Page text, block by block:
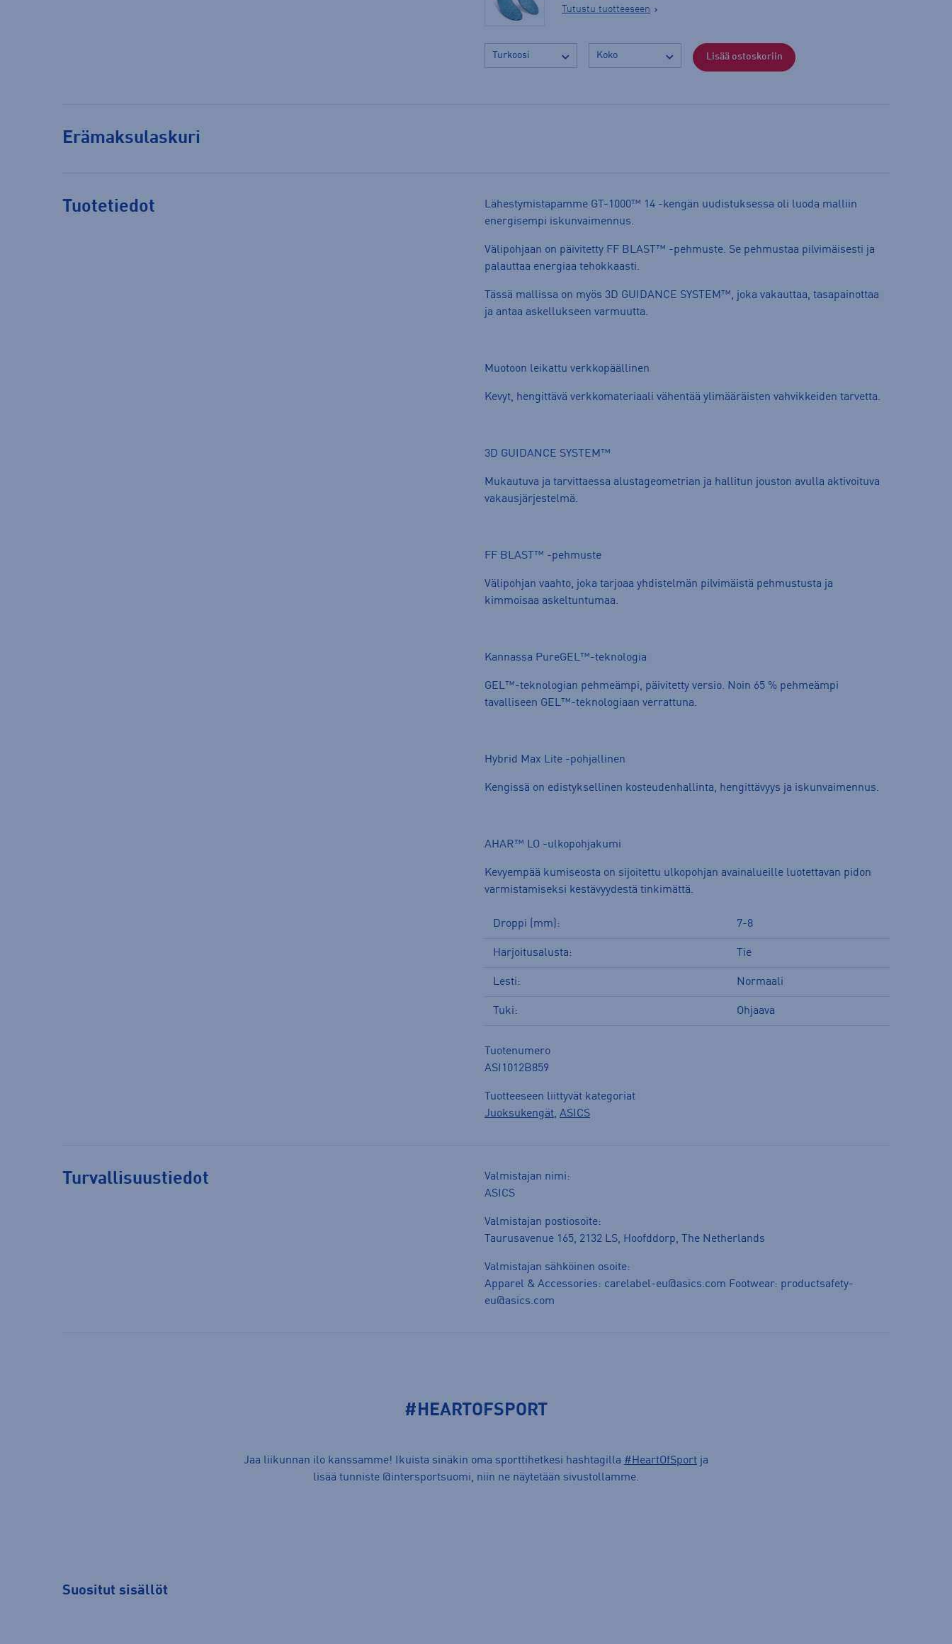
Tutustu tuotteeseen
Lisää ostoskoriin
Erämaksulaskuri
Tuotetiedot
Lähestymistapamme GT-1000™ 14 -kengän uudistuksessa oli luoda malliin
energisempi iskunvaimennus.
Välipohjaan on päivitetty FF BLAST™ -pehmuste. Se pehmustaa pilvimäisesti ja
palauttaa energiaa tehokkaasti.
Tässä mallissa on myös 3D GUIDANCE SYSTEM™, joka vakauttaa, tasapainottaa
ja antaa askellukseen varmuutta.
Muotoon leikattu verkkopäällinen
Kevyt, hengittävä verkkomateriaali vähentää ylimääräisten vahvikkeiden tarvetta.
3D GUIDANCE SYSTEM™
Mukautuva ja tarvittaessa alustageometrian ja hallitun jouston avulla aktivoituva
vakausjärjestelmä.
FF BLAST™ -pehmuste
Välipohjan vaahto, joka tarjoaa yhdistelmän pilvimäistä pehmustusta ja
kimmoisaa askeltuntumaa.
Kannassa PureGEL™-teknologia
GEL™-teknologian pehmeämpi, päivitetty versio. Noin 65 % pehmeämpi
tavalliseen GEL™-teknologiaan verrattuna.
Hybrid Max Lite -pohjallinen
Kengissä on edistyksellinen kosteudenhallinta, hengittävyys ja iskunvaimennus.
AHAR™ LO -ulkopohjakumi
Kevyempää kumiseosta on sijoitettu ulkopohjan avainalueille luotettavan pidon
varmistamiseksi kestävyydestä tinkimättä.
Droppi (mm): 7-8
Harjoitusalusta: Tie
Lesti: Normaali
Tuki: Ohjaava
Tuotenumero
ASI1012B859
Tuotteeseen liittyvät kategoriat
Juoksukengät, ASICS
Turvallisuustiedot
Valmistajan nimi:
ASICS
Valmistajan postiosoite:
Taurusavenue 165, 2132 LS, Hoofddorp, The Netherlands
Valmistajan sähköinen osoite:
Apparel & Accessories: carelabel-eu@asics.com Footwear: productsafety-
eu@asics.com
#HEARTOFSPORT
Jaa liikunnan ilo kanssamme! Ikuista sinäkin oma sporttihetkesi hashtagilla #HeartOfSport ja
lisää tunniste @intersportsuomi, niin ne näytetään sivustollamme.
Suositut sisällöt